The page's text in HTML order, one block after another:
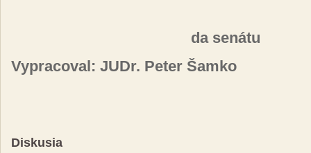
da se­ná­tu
Vy­pra­co­val: JUDr. Pe­ter Šam­ko
Diskusia